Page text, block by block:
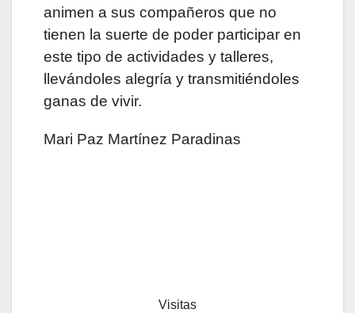
animen a sus compañeros que no
tienen la suerte de poder participar en
este tipo de actividades y talleres,
llevándoles alegría y transmitiéndoles
ganas de vivir.
Mari Paz Martínez Paradinas
Visitas